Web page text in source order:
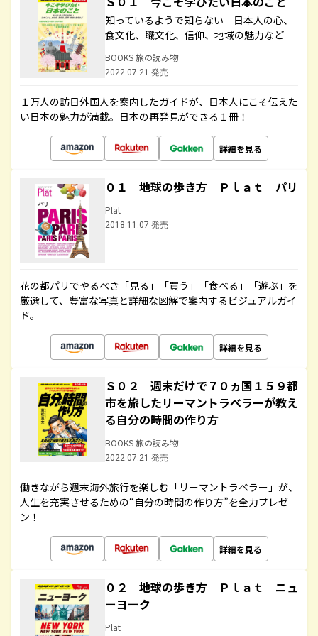
知っているようで知らない 日本人の心、
食文化、職文化、信仰、地域の魅力など
BOOKS 旅の読み物
2022.07.21 発売
１万人の訪日外国人を案内したガイドが、日本人にこそ伝えた
い日本の魅力が満載。日本の再発見ができる１冊！
詳細を見る
０１ 地球の歩き方 Ｐｌａｔ パリ
Plat
2018.11.07 発売
花の都パリでやるべき「見る」「買う」「食べる」「遊ぶ」を
厳選して、豊富な写真と詳細な図解で案内するビジュアルガイ
ド。
詳細を見る
Ｓ０２ 週末だけで７０ヵ国１５９都
市を旅したリーマントラベラーが教え
る自分の時間の作り方
BOOKS 旅の読み物
2022.07.21 発売
働きながら週末海外旅行を楽しむ「リーマントラベラー」が、
人生を充実させるための“自分の時間の作り方”を全力プレゼ
ン！
詳細を見る
０２ 地球の歩き方 Ｐｌａｔ ニュ
ーヨーク
Plat